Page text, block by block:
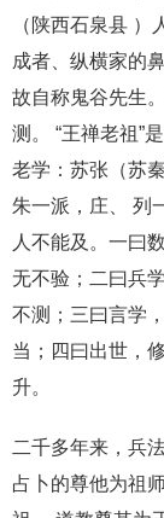
（陕西石泉县
成者、纵横家的
故自称鬼谷先生
测。 “王禅老祖”
老学：苏张（苏
朱一派，庄、 列
人不能及。一曰
无不验；二曰兵
不测；三曰言学
当；四曰出世，
升。
二千多年来，兵
占卜的尊他为祖